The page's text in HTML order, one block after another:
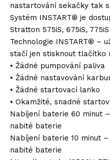
nastartování sekačky tak
Systém INSTART® je
Stratton 575iS, 675iS,
Technologie INSTART® –
stačí jen stisknout tlačítko
• Žádné pumpování paliva
• Žádné nastavování
• Žádné startovací lanko
• Okamžité, snadné
Nabíjení baterie 60 minut
nabité baterie
Nabíjení baterie 10 minut
nabité baterie